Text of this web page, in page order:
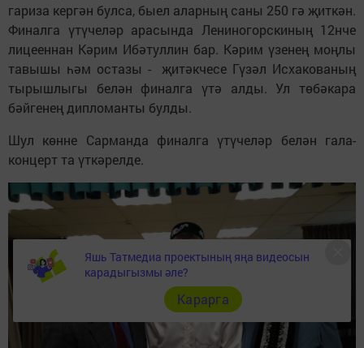
гариза кергән булса, быел аларның саны 250 гә җиткән.
Финалга үтүчеләр арасында Лениногорскиның 12нче
лицееннан Кәрим Ибәтуллин бар. Кәрим үзенең моңлы
тавышы һәм остазы - җитәкчесе Гүзәл Исхакованың
тырышлыгы белән финалга үтә алды. Ул төбәкара
бәйгенең дипломанты булды.
Шул көнне Сарманда финалга үтүчеләр белән гала-
концерт та үткәрелде.
Яшь Татмедиа проектының яңа видеосын
карадыгызмы әле?
Карарга